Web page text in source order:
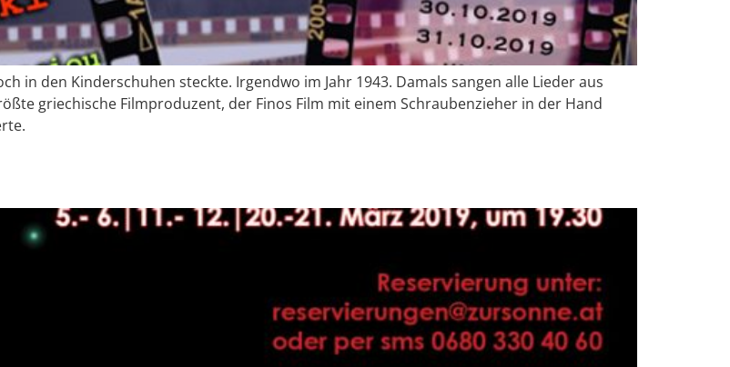
in den Kinderschuhen steckte. Irgendwo im Jahr 1943. Damals sangen alle Lieder aus
griechische Filmproduzent, der Finos Film mit einem Schraubenzieher in der Hand